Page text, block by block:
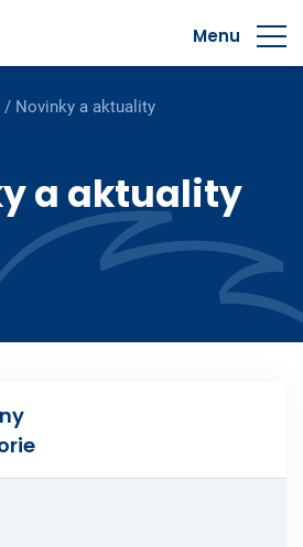
Menu
/ Novinky a aktuality
a aktuality